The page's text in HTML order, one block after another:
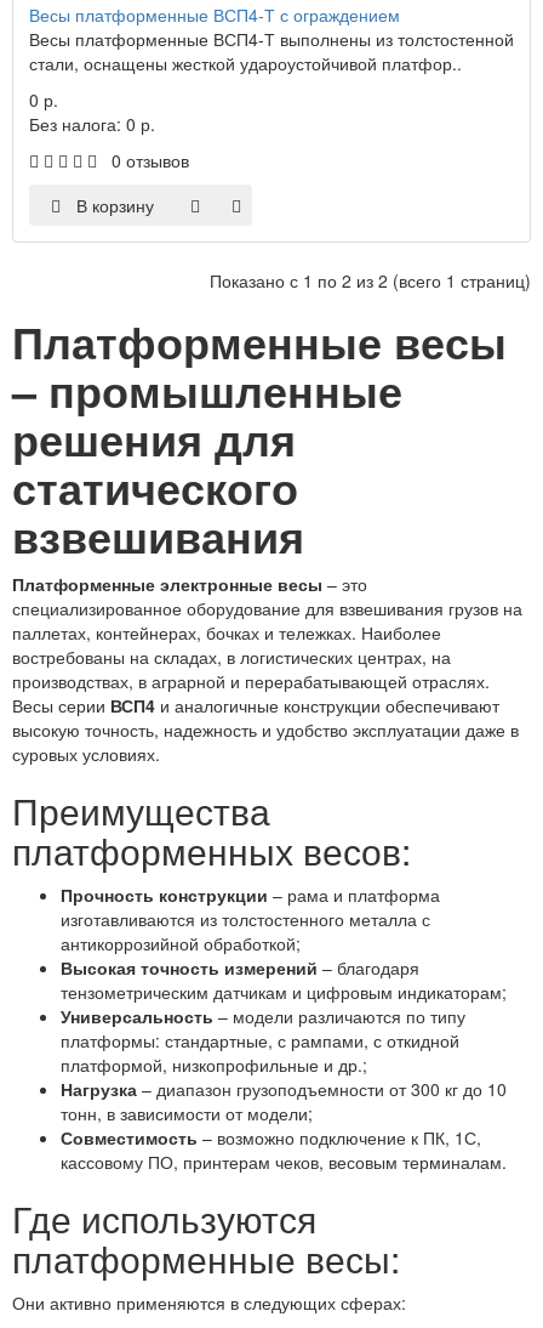
Весы платформенные ВСП4-Т с ограждением
Весы платформенные ВСП4-Т выполнены из толстостенной
стали, оснащены жесткой удароустойчивой платфор..
0 р.
Без налога: 0 р.
0 отзывов
В корзину
Показано с 1 по 2 из 2 (всего 1 страниц)
Платформенные весы
– промышленные
решения для
статического
взвешивания
Платформенные электронные весы – это
специализированное оборудование для взвешивания грузов на
паллетах, контейнерах, бочках и тележках. Наиболее
востребованы на складах, в логистических центрах, на
производствах, в аграрной и перерабатывающей отраслях.
Весы серии ВСП4 и аналогичные конструкции обеспечивают
высокую точность, надежность и удобство эксплуатации даже в
суровых условиях.
Преимущества
платформенных весов:
Прочность конструкции – рама и платформа
изготавливаются из толстостенного металла с
антикоррозийной обработкой;
Высокая точность измерений – благодаря
тензометрическим датчикам и цифровым индикаторам;
Универсальность – модели различаются по типу
платформы: стандартные, с рампами, с откидной
платформой, низкопрофильные и др.;
Нагрузка – диапазон грузоподъемности от 300 кг до 10
тонн, в зависимости от модели;
Совместимость – возможно подключение к ПК, 1С,
кассовому ПО, принтерам чеков, весовым терминалам.
Где используются
платформенные весы:
Они активно применяются в следующих сферах: